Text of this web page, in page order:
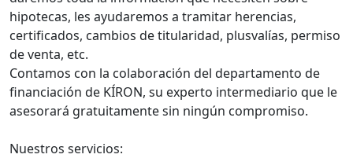
hipotecas, les ayudaremos a tramitar herencias,
certificados, cambios de titularidad, plusvalías, permiso
de venta, etc.
Contamos con la colaboración del departamento de
financiación de KÍRON, su experto intermediario que le
asesorará gratuitamente sin ningún compromiso.
Nuestros servicios: